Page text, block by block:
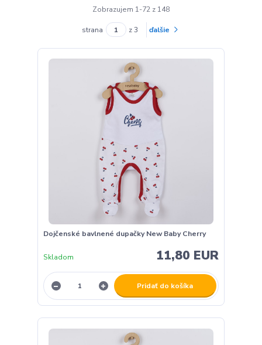
Zobrazujem 1-72 z 148
strana z 3 ďalšie
Dojčenské bavlnené dupačky New Baby Cherry
11,80 EUR
Skladom
Pridať do košíka